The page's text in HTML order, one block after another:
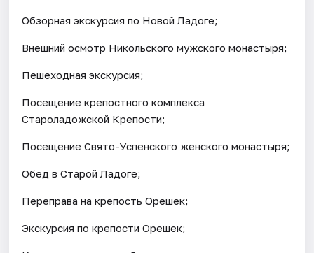
Обзорная экскурсия по Новой Ладоге;
Внешний осмотр Никольского мужского монастыря;
Пешеходная экскурсия;
Посещение крепостного комплекса
Староладожской Крепости;
Посещение Свято-Успенского женского монастыря;
Обед в Старой Ладоге;
Переправа на крепость Орешек;
Экскурсия по крепости Орешек;